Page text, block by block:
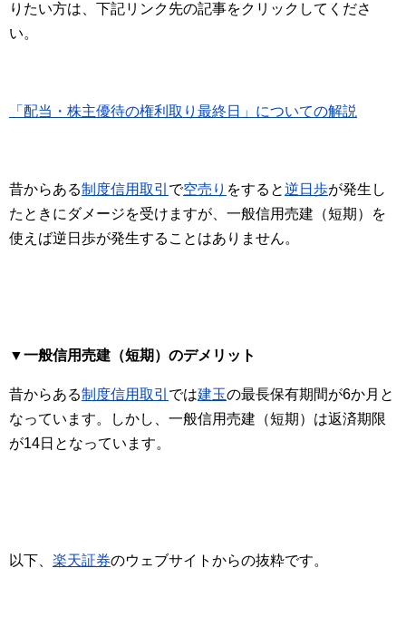
りたい方は、下記リンク先の記事をクリックしてくださ
い。
「配当・株主優待の権利取り最終日」についての解説
昔からある制度信用取引 で空売り をすると逆日歩が発生し
たときにダメージを受けますが、一般信用売建（短期）を
使えば逆日歩が発生することはありません。
▼一般信用売建（短期）のデメリット
昔からある制度信用取引 では建玉の最長保有期間が6か月と
なっています。しかし、一般信用売建（短期）は返済期限
が14日となっています。
以下、 楽天証券のウェブサイトからの抜粋です。